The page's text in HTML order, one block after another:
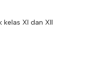
XI dan XII